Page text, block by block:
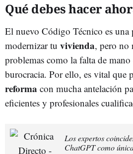
Qué debes hacer
El nuevo Código Técnico es una
modernizar tu vivienda, pero no
problemas como la falta de
burocracia. Por ello, es vital que
reforma con mucha antelación
eficientes y profesionales
Los expertos
ChatGPT como